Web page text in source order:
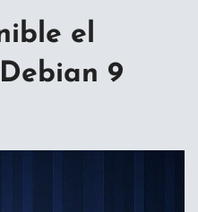
el
9